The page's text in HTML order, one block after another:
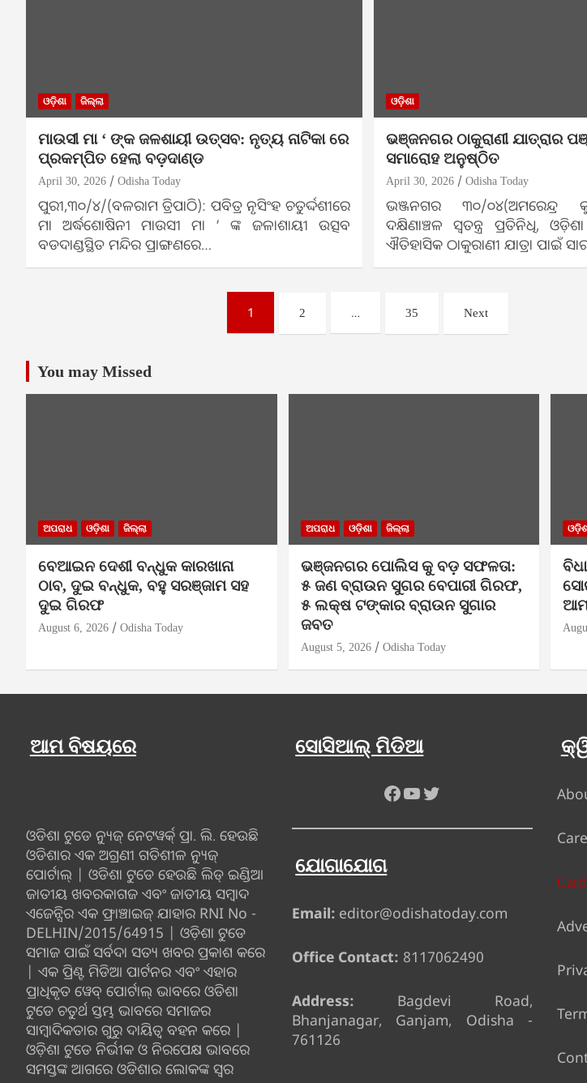
ଓଡ଼ିଶା ଜିଲ୍ଲା
ମାଉସୀ ମା ‘ ଙ୍କ ଜଳଶାୟୀ ଉତ୍ସବ: ନୃତ୍ୟ ନାଟିକା ରେ
ପ୍ରକମ୍ପିତ ହେଲା ବଡ଼ଦାଣ୍ଡ
April 30, 2026 Odisha Today
ପୁରୀ,୩୦/୪/(ବଳରାମ ତ୍ରିପାଠି): ପବିତ୍ର ନୃସିଂହ ଚତୁର୍ଦ୍ଦଶୀରେ
ମା ଅର୍ଦ୍ଧଶୋଷିନୀ ମାଉସୀ ମା ‘ ଙ୍କ ଜଳାଶାୟୀ ଉତ୍ସବ
ବଡଦାଣ୍ଡସ୍ଥିତ ମନ୍ଦିର ପ୍ରାଙ୍ଗଣରେ…
ଓଡ଼ିଶା
ଭଞ୍ଜନଗର ଠାକୁରାଣୀ ଯାତ୍ରାର
ସମାରୋହ ଅନୁଷ୍ଠିତ
April 30, 2026 Odisha Today
ଭଞ୍ଜନଗର ୩୦/୦୪(ଅମରେନ୍ଦ୍ର
ଦକ୍ଷିଣାଞ୍ଚଳ ସ୍ଵତନ୍ତ୍ର ପ୍ରତିନିଧି,
ଐତିହାସିକ ଠାକୁରାଣୀ ଯାତ୍ରା ପାଇଁ
1 2 … 35 Next
You may Missed
ଅପରାଧ ଓଡ଼ିଶା ଜିଲ୍ଲା
ବେଆଇନ ଦେଶୀ ବନ୍ଧୁକ କାରଖାନା
ଠାବ, ଦୁଇ ବନ୍ଧୁକ, ବହୁ ସରଞ୍ଜାମ ସହ
ଦୁଇ ଗିରଫ
August 6, 2026 Odisha Today
ଅପରାଧ ଓଡ଼ିଶା ଜିଲ୍ଲା
ଭଞ୍ଜନଗର ପୋଲିସ କୁ ବଡ଼ ସଫଳତା:
୫ ଜଣ ବ୍ରାଉନ ସୁଗର ବେପାରୀ ଗିରଫ,
୫ ଲକ୍ଷ ଟଙ୍କାର ବ୍ରାଉନ ସୁଗାର
ଜବତ
August 5, 2026 Odisha Today
ଆମ ବିଷୟରେ
ଓଡିଶା ଟୁଡେ ନ୍ୟୁଜ୍ ନେଟୱର୍କ୍ ପ୍ରା. ଲି. ହେଉଛି
ଓଡିଶାର ଏକ ଅଗ୍ରଣୀ ଗତିଶୀଳ ନ୍ୟୁଜ୍
ପୋର୍ଟାଲ୍ | ଓଡିଶା ଟୁଡେ ହେଉଛି ଲିଡ୍ ଇଣ୍ଡିଆ
ଜାତୀୟ ଖବରକାଗଜ ଏବଂ ଜାତୀୟ ସମ୍ବାଦ
ଏଜେନ୍ସିର ଏକ ଫ୍ରାଞ୍ଚାଇଜ୍ ଯାହାର RNI No -
DELHIN/2015/64915 | ଓଡ଼ିଶା ଟୁଡେ
ସମାଜ ପାଇଁ ସର୍ବଦା ସତ୍ୟ ଖବର ପ୍ରକାଶ କରେ
| ଏକ ପ୍ରିଣ୍ଟ ମିଡିଆ ପାର୍ଟନର ଏବଂ ଏହାର
ପ୍ରାଧିକୃତ ୱେବ୍ ପୋର୍ଟାଲ୍ ଭାବରେ ଓଡିଶା
ଟୁଡେ ଚତୁର୍ଥ ସ୍ତମ୍ଭ ଭାବରେ ସମାଜର
ସାମ୍ବାଦିକତାର ଗୁରୁ ଦାୟିତ୍ବ ବହନ କରେ |
ଓଡ଼ିଶା ଟୁଡେ ନିର୍ଭୀକ ଓ ନିରପେକ୍ଷ ଭାବରେ
ସମସ୍ତଙ୍କ ଆଗରେ ଓଡିଶାର ଲୋକଙ୍କ ସ୍ୱର
ସୋସିଆଲ୍ ମିଡିଆ
Facebook
YouTube
Twitter
ଯୋଗାଯୋଗ
Email: editor@odishatoday.com
Office Contact: 8117062490
Address: Bagdevi Road,
Bhanjanagar, Ganjam, Odisha -
761126